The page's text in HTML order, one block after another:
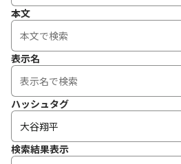
本文
表示名
ハッシュタグ
検索結果表示